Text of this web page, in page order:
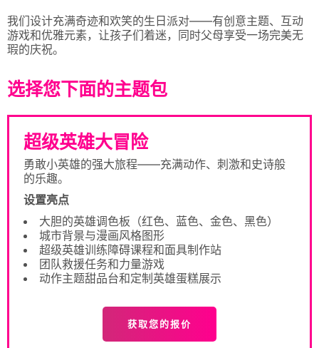
我们设计充满奇迹和欢笑的生日派对——有创意主题、互动
游戏和优雅元素，让孩子们着迷，同时父母享受一场完美无
瑕的庆祝。
选择您下面的主题包
超级英雄大冒险
勇敢小英雄的强大旅程——充满动作、刺激和史诗般
的乐趣。
设置亮点
大胆的英雄调色板（红色、蓝色、金色、黑色）
城市背景与漫画风格图形
超级英雄训练障碍课程和面具制作站
团队救援任务和力量游戏
动作主题甜品台和定制英雄蛋糕展示
获取您的报价